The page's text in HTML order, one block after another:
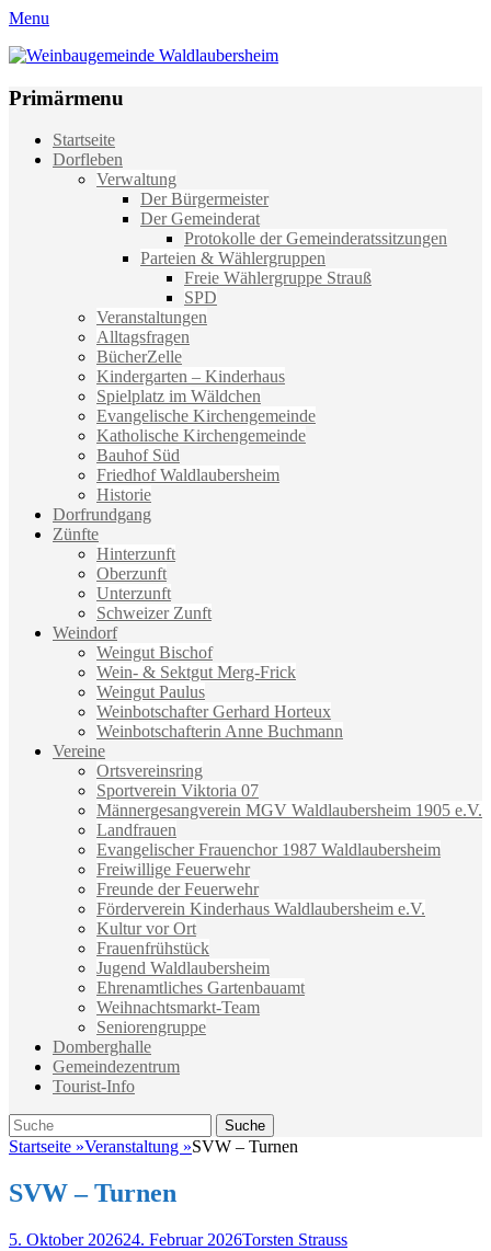
Menu
Weinbaugemeinde Waldlaubersheim
Primärmenu
Weiter
zum
Startseite
Dorfleben
Verwaltung
Der Bürgermeister
Der Gemeinderat
Protokolle der Gemeinderatssitzungen
Parteien & Wählergruppen
Freie Wählergruppe Strauß
SPD
Veranstaltungen
Alltagsfragen
BücherZelle
Kindergarten – Kinderhaus
Spielplatz im Wäldchen
Evangelische Kirchengemeinde
Katholische Kirchengemeinde
Bauhof Süd
Friedhof Waldlaubersheim
Historie
Dorfrundgang
Zünfte
Hinterzunft
Oberzunft
Unterzunft
Schweizer Zunft
Weindorf
Weingut Bischof
Wein- & Sektgut Merg-Frick
Weingut Paulus
Weinbotschafter Gerhard Horteux
Weinbotschafterin Anne Buchmann
Vereine
Ortsvereinsring
Sportverein Viktoria 07
Männergesangverein MGV Waldlaubersheim 1905 e.V.
Landfrauen
Evangelischer Frauenchor 1987 Waldlaubersheim
Freiwillige Feuerwehr
Freunde der Feuerwehr
Förderverein Kinderhaus Waldlaubersheim e.V.
Kultur vor Ort
Frauenfrühstück
Jugend Waldlaubersheim
Ehrenamtliches Gartenbauamt
Weihnachtsmarkt-Team
Seniorengruppe
Domberghalle
Gemeindezentrum
Tourist-Info
Suche
Suche
nach:
Startseite »Veranstaltung »SVW – Turnen
SVW – Turnen
Veröffentlicht
5. Oktober 202624. Februar 2026Autor
Torsten Strauss